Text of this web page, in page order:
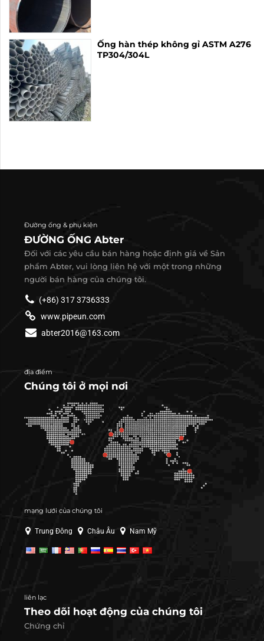
Ống hàn thép không gỉ ASTM A276
TP304/304L
Đường ống & phụ kiện
ĐƯỜNG ỐNG Abter
Đối với các yêu cầu bán hàng hoặc định giá về Sản
phẩm Abter, vui lòng liên hệ với một trong những
người bán hàng của chúng tôi.
(+86) 317 3736333
www.pipeun.com
abter2016@163.com
địa điểm
Chúng tôi ở mọi nơi
mạng lưới của chúng tôi
Trung Đông Châu Âu Nam Mỹ
liên lạc
Theo dõi hoạt động của chúng tôi
Chứng chỉ